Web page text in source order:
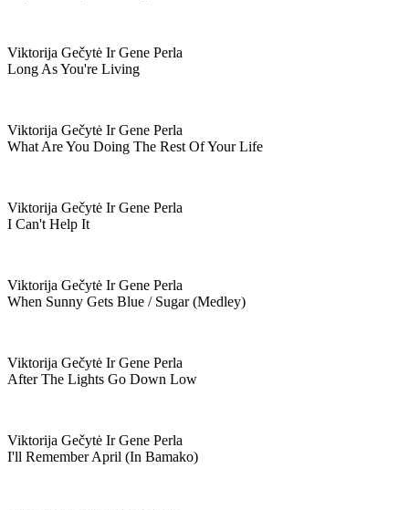
Viktorija Gečytė Ir Gene Perla
Long As You're Living
Viktorija Gečytė Ir Gene Perla
What Are You Doing The Rest Of Your Life
Viktorija Gečytė Ir Gene Perla
I Can't Help It
Viktorija Gečytė Ir Gene Perla
When Sunny Gets Blue / Sugar (medley)
Viktorija Gečytė Ir Gene Perla
After The Lights Go Down Low
Viktorija Gečytė Ir Gene Perla
I'll Remember April (in Bamako)